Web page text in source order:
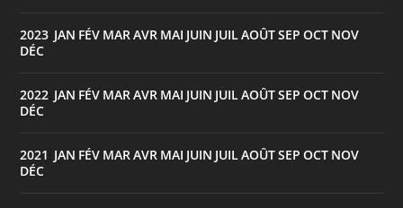
2023 JAN FÉV MARAVR MAI JUIN JUILAOÛTSEP OCT NOV
DÉC
2022 JAN FÉV MARAVR MAI JUIN JUILAOÛTSEP OCT NOV
DÉC
2021 JAN FÉV MARAVR MAI JUIN JUILAOÛTSEP OCT NOV
DÉC